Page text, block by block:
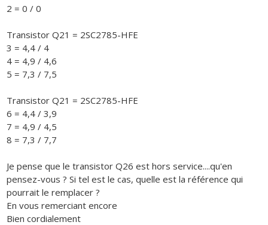
2 = 0 / 0
Transistor Q21 = 2SC2785-HFE
3 = 4,4 / 4
4 = 4,9 / 4,6
5 = 7,3 / 7,5
Transistor Q21 = 2SC2785-HFE
6 = 4,4 / 3,9
7 = 4,9 / 4,5
8 = 7,3 / 7,7
Je pense que le transistor Q26 est hors service....qu'en
pensez-vous ? Si tel est le cas, quelle est la référence qui
pourrait le remplacer ?
En vous remerciant encore
Bien cordialement